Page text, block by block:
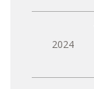
2024